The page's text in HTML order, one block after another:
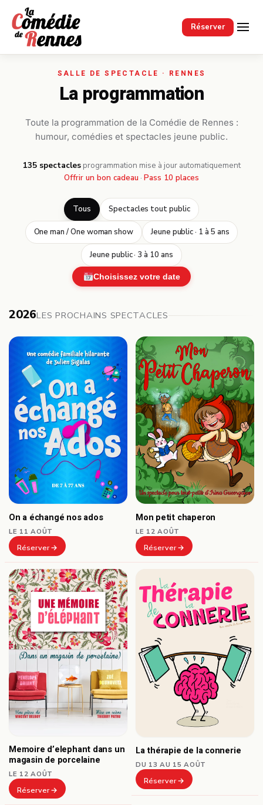
Réserver
Passer au contenu principal
La programmation
Toute la programmation de la Comédie de Rennes :
humour, comédies et spectacles jeune public.
135 spectacles· programmation mise à jour automatiquement
Offrir un bon cadeau · Pass 10 places
Tous Spectacles tout public
One man / One woman show Jeune public · 1 à 5 ans
Jeune public · 3 à 10 ans
Choisissez votre date
2026LES PROCHAINS SPECTACLES
On a échangé nos ados
LE 11 AOÛT
Réserver
Mon petit chaperon
LE 12 AOÛT
Réserver
Memoire d’elephant dans un
magasin de porcelaine
LE 12 AOÛT
Réserver
La thérapie de la connerie
DU 13 AU 15 AOÛT
Réserver